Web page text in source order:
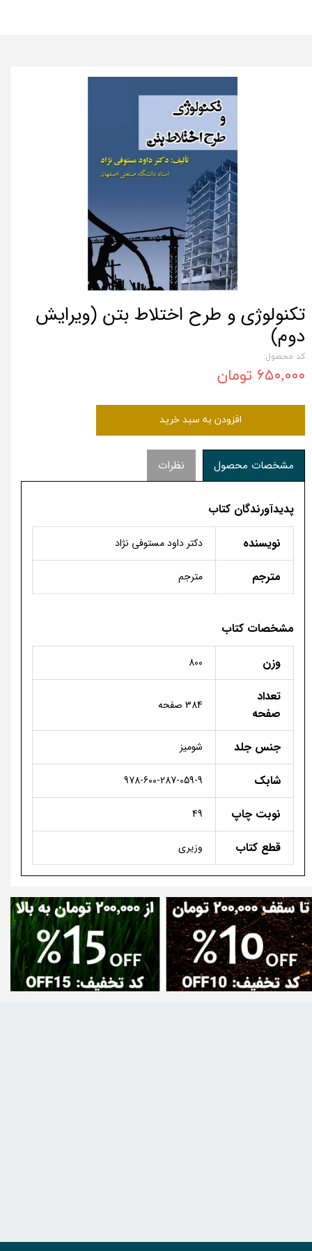
تکنولوژی و طرح اختلاط بتن (ویرایش
دوم)
کد محصول:
۶۵۰,۰۰۰ تومان
افزودن به سبد خرید
مشخصات محصول نظرات
پدیدآورندگان کتاب
نویسنده
دكتر داود مستوفی نژاد
مترجم مترجم
مشخصات کتاب
وزن
800
تعداد
صفحه
384 صفحه
جنس جلد شومیز
شابک 978-600-287-059-9
نوبت چاپ 49
قطع کتاب وزیری